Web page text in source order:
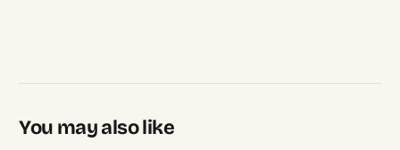
You may also like